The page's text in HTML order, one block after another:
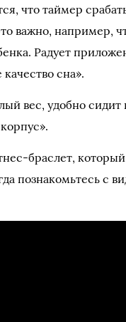
что таймер
важно, например,
Радует
сна».
вес, удобно сидит
браслет,
познакомьтесь с